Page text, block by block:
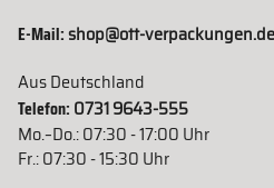
E-Mail:shop@ott-verpackungen.de
Aus Deutschland
Telefon: 0731 9643-555
Mo.–Do.: 07:30 - 17:00 Uhr
Fr.: 07:30 - 15:30 Uhr